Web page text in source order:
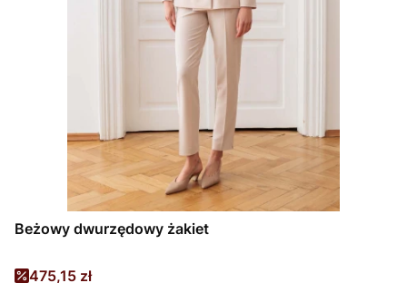
Beżowy dwurzędowy żakiet
Cena promocyjna
475,15 zł